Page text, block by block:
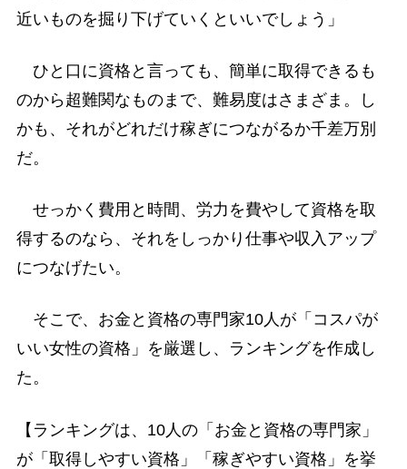
近いものを掘り下げていくといいでしょう」
ひと口に資格と言っても、簡単に取得できるも
のから超難関なものまで、難易度はさまざま。し
かも、それがどれだけ稼ぎにつながるか千差万別
だ。
せっかく費用と時間、労力を費やして資格を取
得するのなら、それをしっかり仕事や収入アップ
につなげたい。
そこで、お金と資格の専門家10人が「コスパが
いい女性の資格」を厳選し、ランキングを作成し
た。
【ランキングは、10人の「お金と資格の専門家」
が「取得しやすい資格」「稼ぎやすい資格」を挙